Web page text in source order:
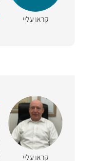
קראו עליי
קראו עליי